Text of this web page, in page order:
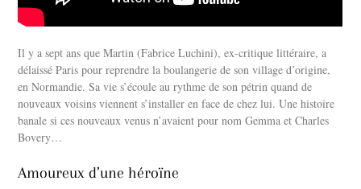
Il y a sept ans que Martin (Fabrice Luchini), ex-critique littéraire, a
délaissé Paris pour reprendre la boulangerie de son village d’origine,
en Normandie. Sa vie s’écoule au rythme de son pétrin quand de
nouveaux voisins viennent s’installer en face de chez lui. Une histoire
banale si ces nouveaux venus n’avaient pour nom Gemma et Charles
Bovery…
Amoureux d’une héroïne